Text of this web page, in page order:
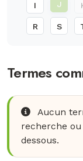
I J
R S
Termes
Aucun
recherche
dessous.